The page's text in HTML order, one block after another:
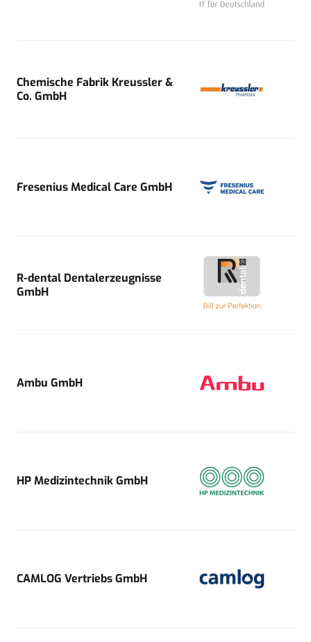
Chemische Fabrik Kreussler &
Co. GmbH
Fresenius Medical Care GmbH
R-dental Dentalerzeugnisse
GmbH
Ambu GmbH
HP Medizintechnik GmbH
CAMLOG Vertriebs GmbH